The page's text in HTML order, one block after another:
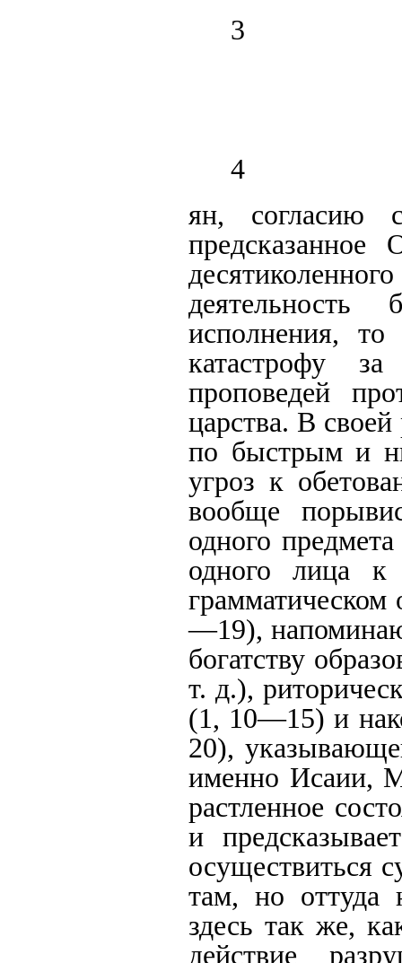
3
4
ян, согласию
предсказанное
исполнения,
катастрофу
проповедей
царства. В
по быстрым и
угроз к
вообще
одного
одного лица к
—19),
богатству
т. д.),
(1, 10—15) и
20),
именно Исаии,
растленное
и
осуществиться
там, но оттуда
здесь так же,
действие